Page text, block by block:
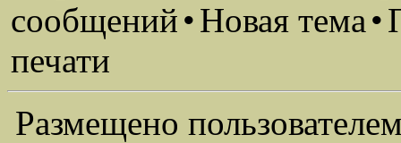
сообщений•Новая тема•
печати
Размещено